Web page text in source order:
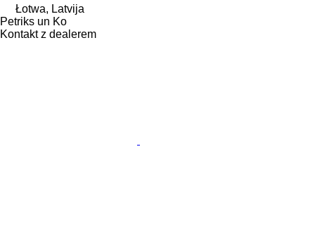
Łotwa, Latvija
Petriks un Ko
Kontakt z dealerem